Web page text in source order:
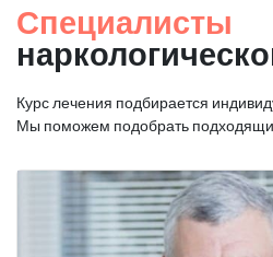
Специалисты
Курс лечения подбирается
Мы поможем подобрать